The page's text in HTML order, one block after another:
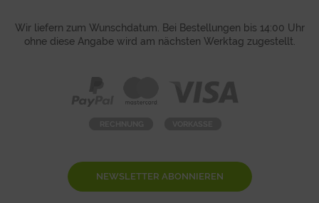
Wir liefern zum Wunschdatum. Bei Bestellungen bis 14:00 Uhr
ohne diese Angabe wird am nächsten Werktag zugestellt.
NEWSLETTER ABONNIEREN